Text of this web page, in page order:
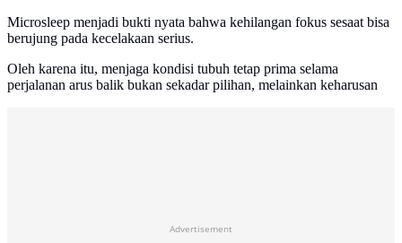
Microsleep menjadi bukti nyata bahwa kehilangan fokus sesaat bisa
berujung pada kecelakaan serius.
Oleh karena itu, menjaga kondisi tubuh tetap prima selama
perjalanan arus balik bukan sekadar pilihan, melainkan keharusan
Advertisement